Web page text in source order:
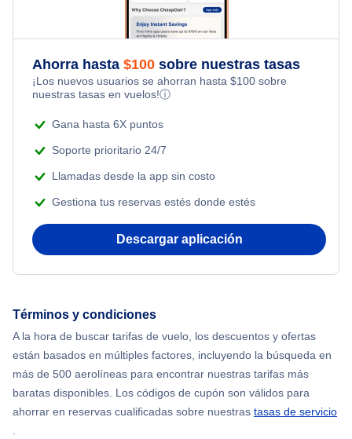
Flights Under $49
Flights Under $99
Flights Under $199
Adventure Vacations
Ahorra hasta $100 sobre nuestras tasas
¡Los nuevos usuarios se ahorran hasta $100 sobre
nuestras tasas en vuelos!ⓘ
Gana hasta 6X puntos
Soporte prioritario 24/7
Llamadas desde la app sin costo
Gestiona tus reservas estés donde estés
Descargar aplicación
Términos y condiciones
A la hora de buscar tarifas de vuelo, los descuentos y ofertas
están basados en múltiples factores, incluyendo la búsqueda en
más de 500 aerolíneas para encontrar nuestras tarifas más
baratas disponibles. Los códigos de cupón son válidos para
ahorrar en reservas cualificadas sobre nuestras tasas de servicio
.